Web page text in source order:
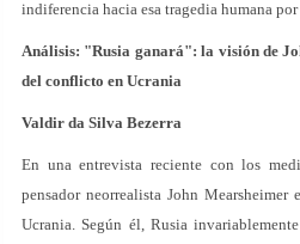
indiferencia hacia esa tragedia humana
Análisis: "Rusia ganará": la visión de
del conflicto en Ucrania
Valdir da Silva Bezerra
En una entrevista reciente con los
pensador neorrealista John
Ucrania. Según él, Rusia